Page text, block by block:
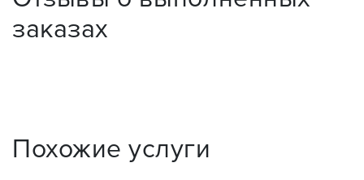
заказах
Похожие услуги